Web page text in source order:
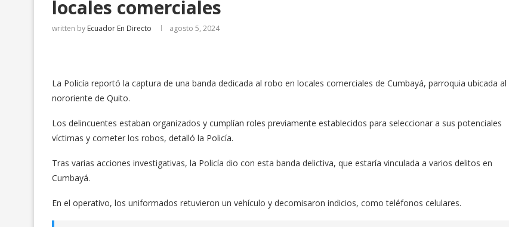
locales comerciales
written by Ecuador En Directo agosto 5, 2024
La Policía reportó la captura de una banda dedicada al robo en locales comerciales de Cumbayá, parroquia ubicada al
nororiente de Quito.
Los delincuentes estaban organizados y cumplían roles previamente establecidos para seleccionar a sus potenciales
víctimas y cometer los robos, detalló la Policía.
Tras varias acciones investigativas, la Policía dio con esta banda delictiva, que estaría vinculada a varios delitos en
Cumbayá.
En el operativo, los uniformados retuvieron un vehículo y decomisaron indicios, como teléfonos celulares.